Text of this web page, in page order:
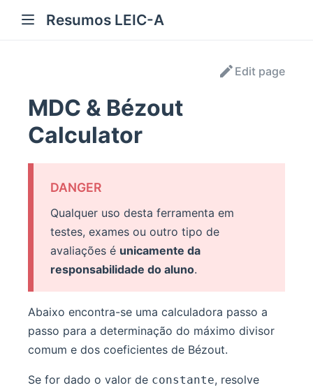
Resumos LEIC-A
Edit page
MDC & Bézout
Calculator
DANGER
Qualquer uso desta ferramenta em
testes, exames ou outro tipo de
avaliações é unicamente da
responsabilidade do aluno.
Abaixo encontra-se uma calculadora passo a
passo para a determinação do máximo divisor
comum e dos coeficientes de Bézout.
Se for dado o valor de constante, resolve